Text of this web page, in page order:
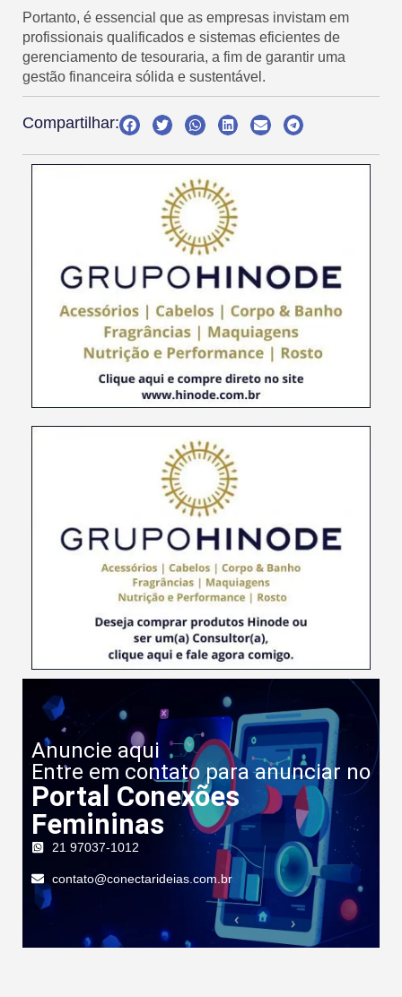
Portanto, é essencial que as empresas invistam em
profissionais qualificados e sistemas eficientes de
gerenciamento de tesouraria, a fim de garantir uma
gestão financeira sólida e sustentável.
Compartilhar:
Anuncie aqui
Entre em contato para anunciar no
Portal Conexões
Femininas
21 97037-1012
contato@conectarideias.com.br